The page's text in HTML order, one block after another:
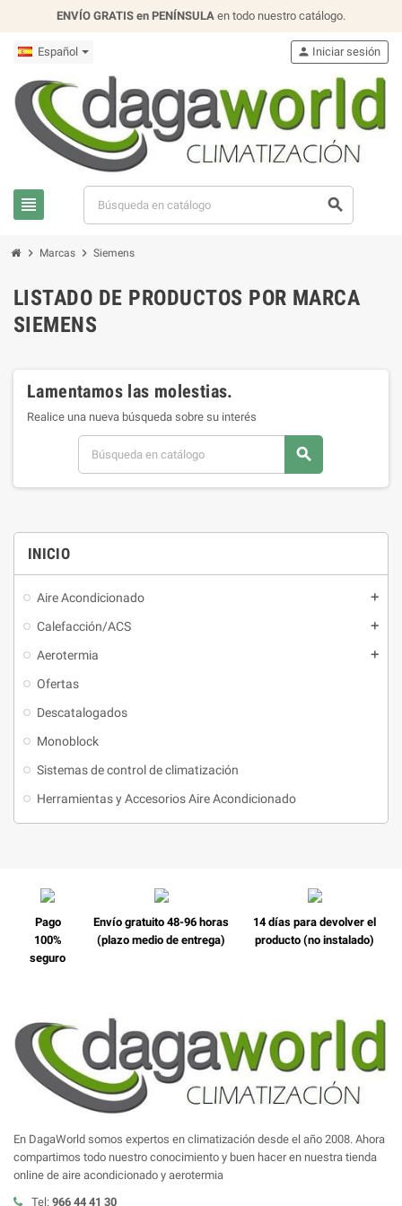
ENVÍO GRATIS en PENÍNSULA en todo nuestro catálogo.
Español
view_headline search
person Iniciar sesión
chevron_right Marcas chevron_right Siemens
INICIO
Aire Acondicionado
Calefacción/ACS
Aerotermia
Ofertas
Descatalogados
Monoblock
Sistemas de control de climatización
Herramientas y Accesorios Aire Acondicionado
LISTADO DE PRODUCTOS POR MARCA
SIEMENS
Lamentamos las molestias.
Realice una nueva búsqueda sobre su interés
search
Pago
100%
seguro
Envío gratuito 48-96 horas
(plazo medio de entrega)
14 días para devolver el
producto (no instalado)
En DagaWorld somos expertos en climatización desde el año 2008. Ahora
compartimos todo nuestro conocimiento y buen hacer en nuestra tienda
online de aire acondicionado y aerotermia
Tel: 966 44 41 30